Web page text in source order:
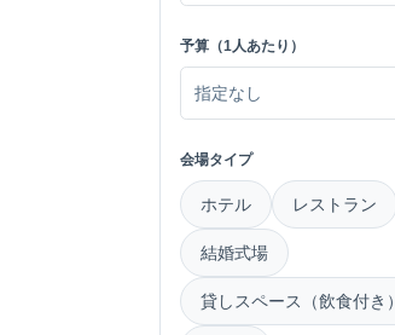
予算（1人あたり）
会場タイプ
ホテル レストラン
結婚式場
貸しスペース（飲食付き）